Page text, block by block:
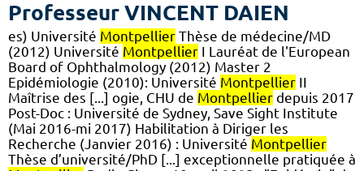
Professeur VINCENT DAIEN
es) Université Montpellier Thèse de médecine/MD
(2012) Université Montpellier I Lauréat de l'European
Board of Ophthalmology (2012) Master 2
Epidémiologie (2010): Université Montpellier II
Maîtrise des [...] ogie, CHU de Montpellier depuis 2017
Post-Doc : Université de Sydney, Save Sight Institute
(Mai 2016-mi 2017) Habilitation à Diriger les
Recherche (Janvier 2016) : Université Montpellier
Thèse d’université/PhD [...] exceptionnelle pratiquée à